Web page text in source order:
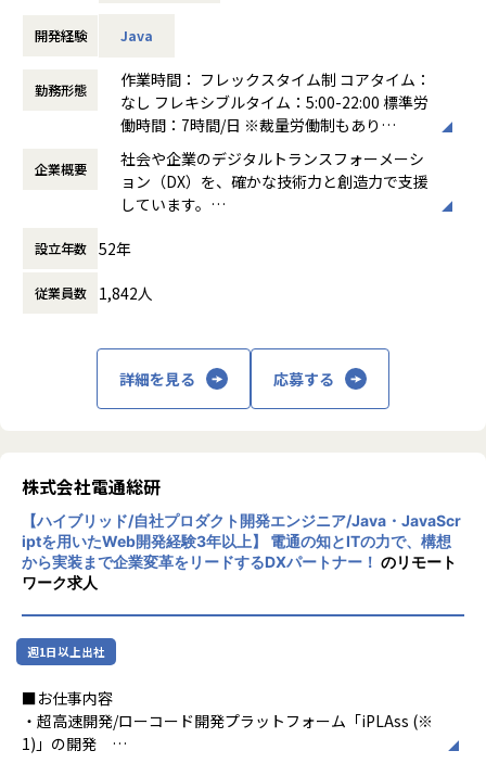
会社の規定に準ずる
【業務の変更の範囲】
会社の規定に準ずる
得しながらプロダクト開発をよりよい状態へ導いていく、や
＜職務例＞
・ステークホルダーからの要求収集、要件定義、折衝
・仕様や実現方式の検討、設計、実装
・設計レビュー、コードレビュー
・新技術の検証、技術選定
・開発現場でのAI利活用の推進
・開発プロセスの改善、品質強化活動
■このポジションの魅力
主導することができます。
・経験豊富なITエンジニアと日々切磋琢磨しながらソフトウ
■部門の組織・事業ビジョン/ミッション
グループ経営管理業務をスマートにしたい企業へ、すべての
ステークホルダーにとって使いやすく、最適化された会計ソ
【業務の変更の範囲】
当社の指示する業務全般
開発経験 Java
勤務形態
作業時間： フレックスタイム制 コアタイム：
なし フレキシブルタイム：5:00-22:00 標準労
働時間：7時間/日 ※裁量労働制もあり
働き方：フルフレックス制
時間外労働の有無： 有（月平均10時間～30
時間）
休憩時間： 60分
企業概要
社会や企業のデジタルトランスフォーメーシ
ョン（DX）を、確かな技術力と創造力で支援
しています。
関や製造業のトップクラスの企業と直接取引
ョンを提供しています。
設立年数 52年
従業員数 1,842人
詳細を見る 応募する
株式会社電通総研
【ハイブリッド/自社プロダクト開発エンジニア/Java・JavaScr
iptを用いたWeb開発経験3年以上】 電通の知とITの力で、構想
から実装まで企業変革をリードするDXパートナー！ のリモート
ワーク求人
週1日以上出社
■お仕事内容
・超高速開発/ローコード開発プラットフォーム「iPLAss (※
1)」の開発